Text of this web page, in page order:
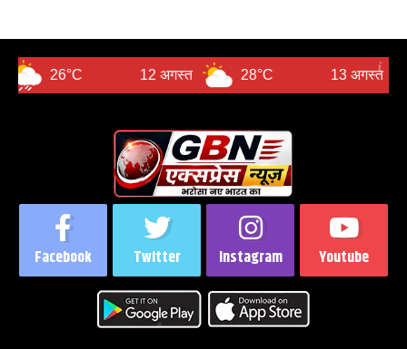
12 अगस्त 28°C 13 अगस्त 27°C
Facebook Twitter Instagram Youtube